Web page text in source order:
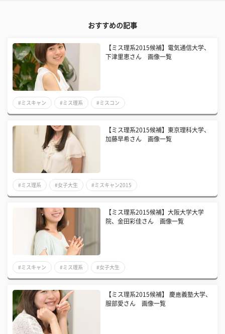
おすすめの記事
【ミス理系2015候補】電気通信大学、
下津里恵さん 画像一覧
#ミスキャン #ミス理系 #ミスコン
【ミス理系2015候補】東京理科大学、
加藤早希さん 画像一覧
#ミス理系 #女子大生 #ミスキャン2015
【ミス理系2015候補】大阪大学大学
院、金田彩佳さん 画像一覧
#ミスキャン #ミス理系 #女子大生
【ミス理系2015候補】 慶應義塾大学、
服部愛さん 画像一覧